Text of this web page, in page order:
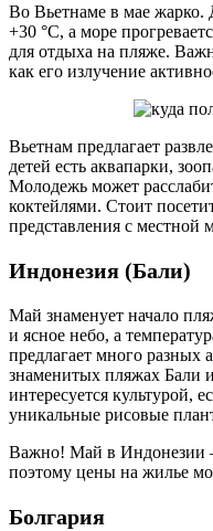
Во Вьетнаме в мае жарко.
+30 °C, а море
для отдыха на пляже.
как его излучение
Вьетнам предлагает
детей есть аквапарки,
Молодежь может
коктейлями. Стоит
представления с
Индонезия (Бали)
Май знаменует начало
и ясное небо, а
предлагает много разных
знаменитых пляжах Бали
интересуется культурой,
уникальные рисовые
Важно! Май в Индонезии —
поэтому цены на жилье
Болгария